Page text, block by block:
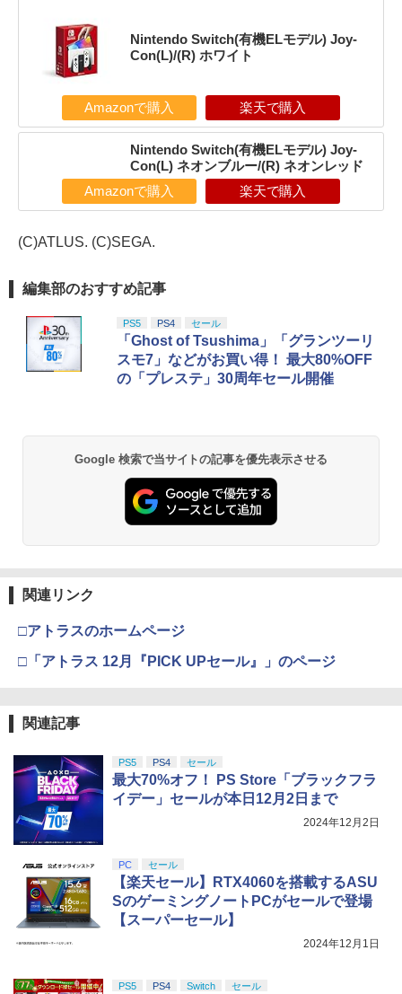
Nintendo Switch(有機ELモデル) Joy-
Con(L)/(R) ホワイト
Amazonで購入 楽天で購入
Nintendo Switch(有機ELモデル) Joy-
Con(L) ネオンブルー/(R) ネオンレッド
Amazonで購入 楽天で購入
(C)ATLUS. (C)SEGA.
編集部のおすすめ記事
PS5 PS4 セール
「Ghost of Tsushima」「グランツーリ
スモ7」などがお買い得！ 最大80%OFF
の「プレステ」30周年セール開催
Google 検索で当サイトの記事を優先表示させる
関連リンク
□アトラスのホームページ
□「アトラス 12月『PICK UPセール』」のページ
関連記事
PS5 PS4 セール
最大70%オフ！ PS Store「ブラックフラ
イデー」セールが本日12月2日まで
2024年12月2日
PC セール
【楽天セール】RTX4060を搭載するASU
SのゲーミングノートPCがセールで登場
【スーパーセール】
2024年12月1日
PS5 PS4 Switch セール